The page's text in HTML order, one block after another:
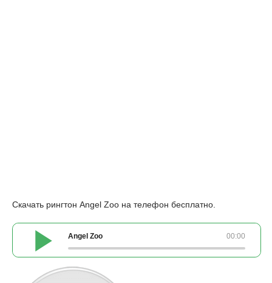
Скачать рингтон Angel Zoo на телефон бесплатно.
00:00
Angel Zoo